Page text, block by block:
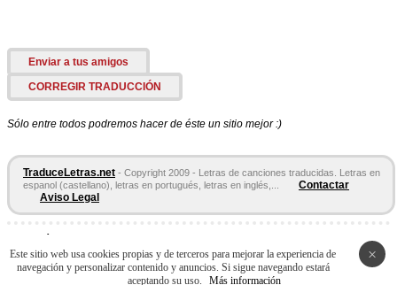
Enviar a tus amigos
CORREGIR TRADUCCIÓN
Sólo entre todos podremos hacer de éste un sitio mejor :)
TraduceLetras.net - Copyright 2009 - Letras de canciones traducidas. Letras en
espanol (castellano), letras en portugués, letras en inglés,...
Contactar
Aviso Legal
Acordes y
Tablaturas
×
Este sitio web usa cookies propias y de terceros para mejorar la experiencia de
navegación y personalizar contenido y anuncios. Si sigue navegando estará
aceptando su uso.
Más información